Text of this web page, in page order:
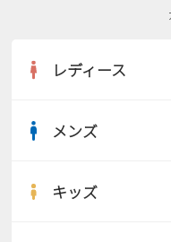
レディース
サンダル
メンズ
キッズ